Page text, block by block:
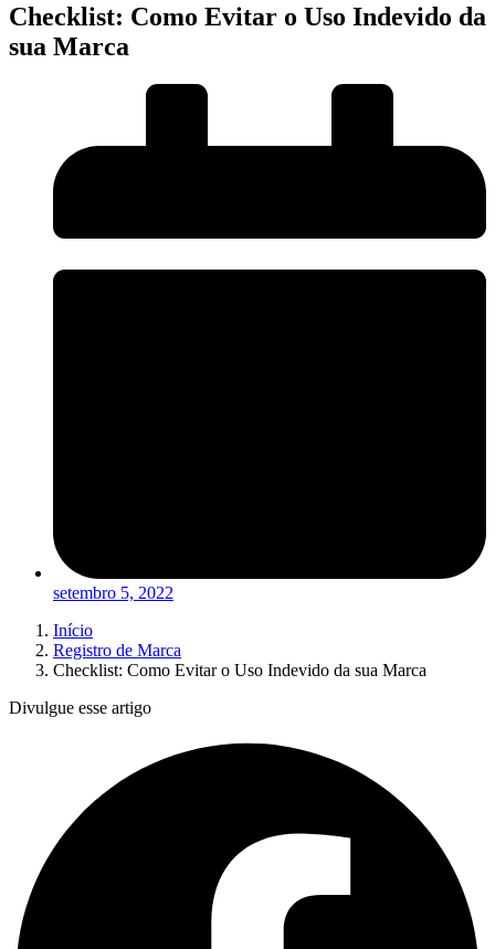
Checklist: Como Evitar o Uso Indevido da
sua Marca
setembro 5, 2022
Início
Registro de Marca
Checklist: Como Evitar o Uso Indevido da sua Marca
Divulgue esse artigo